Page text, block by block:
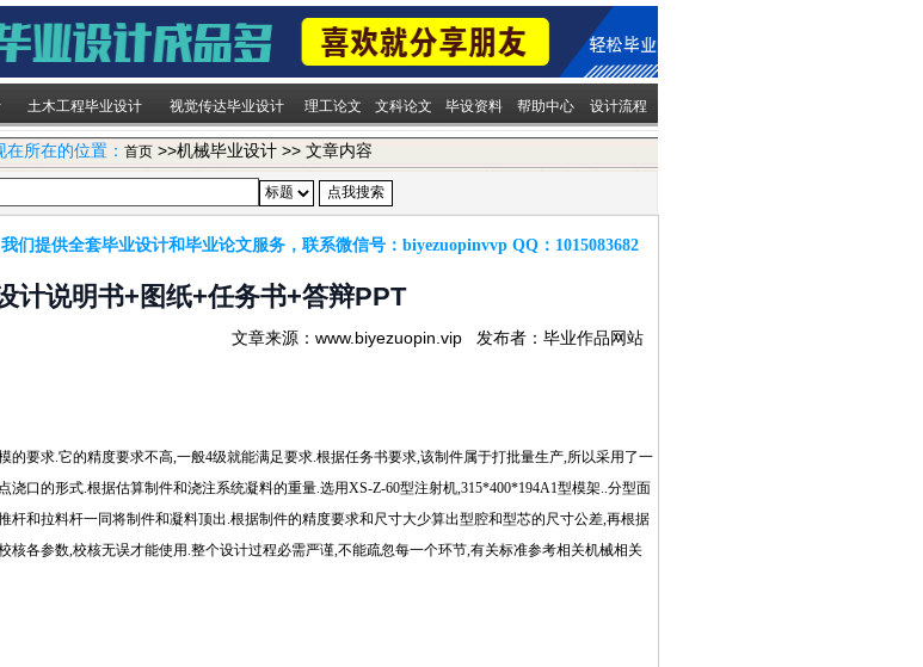
土木工程毕业设计 视觉传达毕业设计 理工论文 文科论文 毕设资料 帮助中心 设计流程
在所在的位置： 首页 >>机械毕业设计 >> 文章内容
们提供全套毕业设计和毕业论文服务，联系微信号： biyezuopinvvp QQ： 1015083682
计说明书+图纸+任务书+答辩PPT
文章来源：www.biyezuopin.vip 发布者：毕业作品网站
要求.它的精度要求不高,一般4级就能满足要求.根据任务书要求,该制件属于打批量生产,所以采用了一
口的形式.根据估算制件和浇注系统凝料的重量.选用XS-Z-60型注射机,315*400*194A1型模架..分型面
和拉料杆一同将制件和凝料顶出.根据制件的精度要求和尺寸大少算出型腔和型芯的尺寸公差,再根据
核各参数,校核无误才能使用.整个设计过程必需严谨,不能疏忽每一个环节,有关标准参考相关机械相关